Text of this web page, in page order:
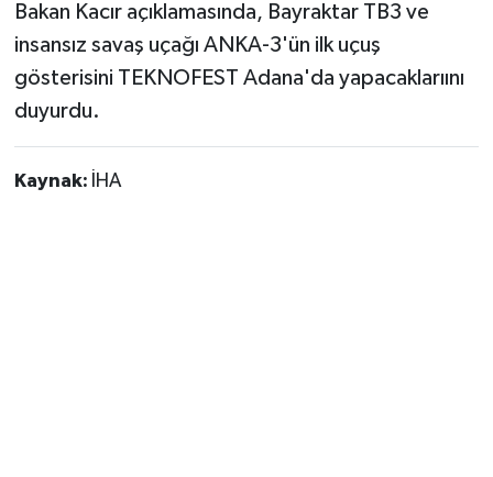
Bakan Kacır açıklamasında, Bayraktar TB3 ve
insansız savaş uçağı ANKA-3'ün ilk uçuş
gösterisini TEKNOFEST Adana'da yapacaklarıını
duyurdu.
Kaynak: İHA